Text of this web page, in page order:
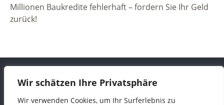
Wir schätzen Ihre Privatsphäre
Wir verwenden Cookies, um Ihr Surferlebnis zu
Millionen Baukredite fehlerhaft – fordern Sie Ihr Geld
zurück!